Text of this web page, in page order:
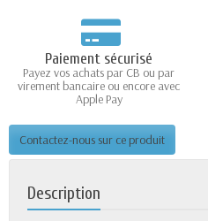
Paiement sécurisé
Payez vos achats par CB ou par
virement bancaire ou encore avec
Apple Pay
Contactez-nous sur ce produit
Description